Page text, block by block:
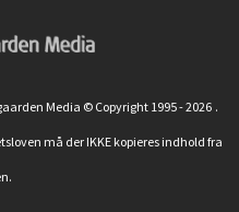
Media © Copyright 1995 - 2026 .
må der IKKE kopieres indhold fra